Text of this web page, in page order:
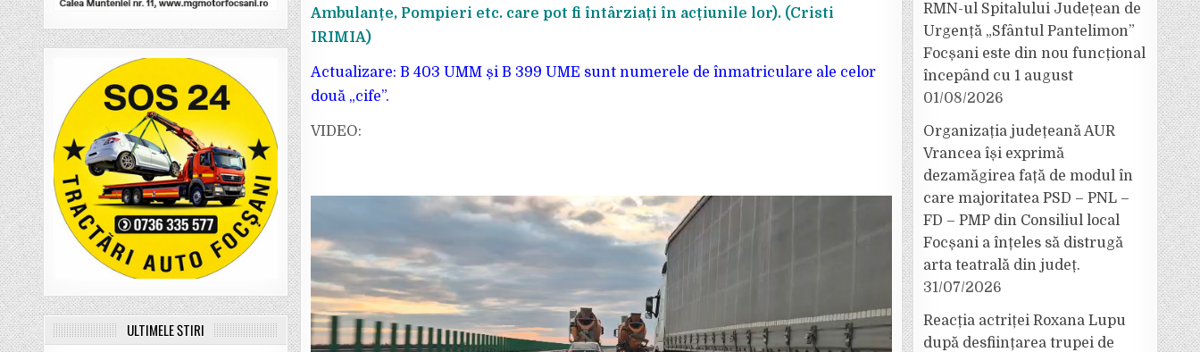
Ambulanțe, Pompieri etc. care pot fi întârziați în acțiunile lor). (Cristi
IRIMIA)
Actualizare: B 403 UMM și B 399 UME sunt numerele de înmatriculare ale celor
două „cife”.
VIDEO:
ULTIMELE ȘTIRI
RMN-ul Spitalului Județean de
Urgență „Sfântul Pantelimon”
Focșani este din nou funcțional
începând cu 1 august
01/08/2026
Organizația județeană AUR
Vrancea își exprimă
dezamăgirea față de modul în
care majoritatea PSD – PNL –
FD – PMP din Consiliul local
Focșani a înțeles să distrugă
arta teatrală din județ.
31/07/2026
Reacția actriței Roxana Lupu
după desființarea trupei de